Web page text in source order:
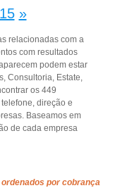
15 »
relacionadas com a
com resultados
podem estar
Consultoria, Estate,
os 449
direção e
Baseamos em
de cada empresa
por cobrança